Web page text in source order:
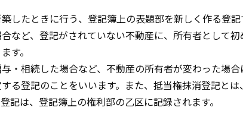
したときに行う、登記簿上の表題部を新しく作る登記
など、登記がされていない不動産に、所有者として
す。
・相続した場合など、不動産の所有者が変わった場合
る登記のことをいいます。また、抵当権抹消登記と
記は、登記簿上の権利部の乙区に記録されます。